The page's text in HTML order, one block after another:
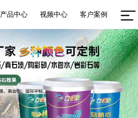
产品中心 视频中心 客户案例